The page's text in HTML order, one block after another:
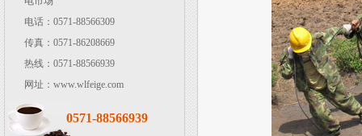
电话：0571-88566309
传真：0571-86208669
热线：0571-88566939
网址：www.wlfeige.com
0571-88566939